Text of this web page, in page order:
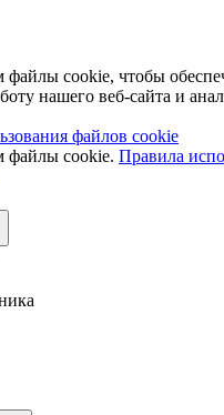
cookie, чтобы
нашего веб-сайта и
файлов cookie
файлы cookie. Правила